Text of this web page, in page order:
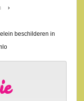
›
beschilderen in